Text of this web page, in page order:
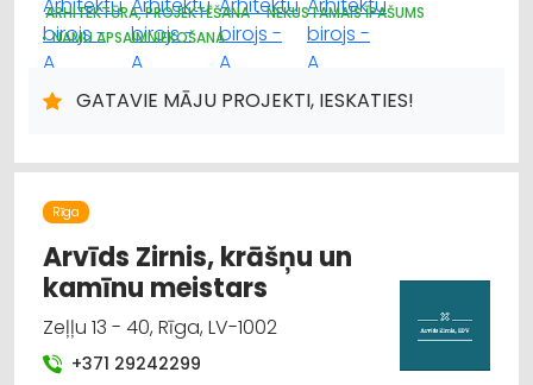
ARHITEKTŪRA, PROJEKTĒŠANA
NEKUSTAMAIS ĪPAŠUMS
NAMU APSAIMNIEKOŠANA
DIZAINS UN INTERJERS; PRIEKŠMETI UN PAKALPOJUMI
CELTNIECĪBAS UN REMONTA DARBI
GATAVIE MĀJU PROJEKTI, IESKATIES!
Rīga
Arvīds Zirnis, krāšņu un
kamīnu meistars
Zeļļu 13 - 40, Rīga, LV-1002
+371 29242299